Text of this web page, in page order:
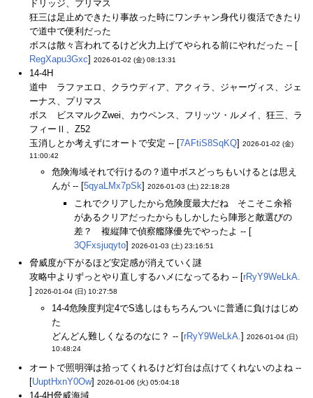
ドリッジ、プリマス
狂三は足止めできたり事故った時にワンチャン身代り復活できたり
で道中で便利だった
ボスは散々言われてるけど火力上げてやられる前にやれだった -- [
RegXapu3Gxc] 2026-01-02 (金) 08:13:31
14-4H
道中 ラファエロ、クラウディア、アクィラ、ジャーヴィス、ジェ
ーナス、プリマス
ボス ビスマルクZwei、カウペンス、フリッツ・ルメイ、狂三、ラ
フィーⅡ、Z52
玉消しとか考えずにオートで安定 -- [7AFtiS8SqKQ] 2026-01-02 (金)
11:00:42
危険海域それで行けるの？道中ボスどっちもいけるとは思え
んが -- [5qyaLMx7pSk] 2026-01-03 (土) 22:18:28
これでクリアしたから危険度最大だね そこそこ余裕
があるクリアだったからもしかしたら陣形と敵選びの
差？ 複縦陣で偵察艦隊優先でやったよ -- [
3QFxsjuqyto] 2026-01-03 (土) 23:16:51
脅威度が下がるほど安定感が消えていく謎
攻略中よりずっとやり直しするハメになってるわ -- [rRyY9WeLkA.
] 2026-01-04 (日) 10:27:58
14-4危険度判定4でS逃しはもちろんついに普通に負けはじめ
た
どんどん難しくなるのなに？ -- [rRyY9WeLkA.] 2026-01-04 (日)
10:48:24
オートで照明弾は拾ってくれるけど灯台は点けてくれないのよね --
[UuptHxnY0Ow] 2026-01-06 (火) 05:04:18
14-4H脅威海域